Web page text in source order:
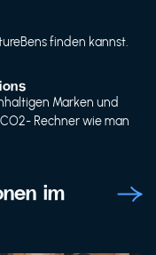
finden kannst.
Marken und
Rechner wie man
im